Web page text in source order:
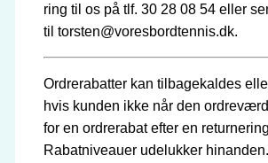
ring til os på tlf. 30 28 08 54 eller
til torsten@voresbordtennis.dk.
Ordrerabatter kan tilbagekaldes
hvis kunden ikke når den
for en ordrerabat efter en
Rabatniveauer udelukker